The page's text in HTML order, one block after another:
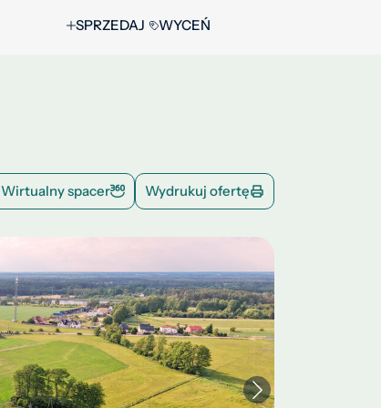
SPRZEDAJ WYCEŃ
Wirtualny spacer Wydrukuj ofertę